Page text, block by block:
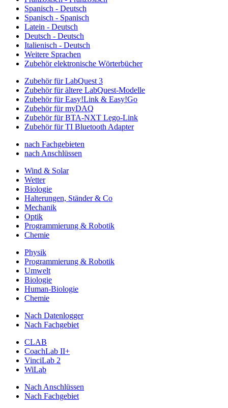
Spanisch - Deutsch
Spanisch - Spanisch
Latein - Deutsch
Deutsch - Deutsch
Italienisch - Deutsch
Weitere Sprachen
Zubehör elektronische Wörterbücher
Zubehör für LabQuest 3
Zubehör für ältere LabQuest-Modelle
Zubehör für Easy!Link & Easy!Go
Zubehör für myDAQ
Zubehör für BTA-NXT Lego-Link
Zubehör für TI Bluetooth Adapter
nach Fachgebieten
nach Anschlüssen
Wind & Solar
Wetter
Biologie
Halterungen, Ständer & Co
Mechanik
Optik
Programmierung & Robotik
Chemie
Physik
Programmierung & Robotik
Umwelt
Biologie
Human-Biologie
Chemie
Nach Datenlogger
Nach Fachgebiet
CLAB
CoachLab II+
VinciLab 2
WiLab
Nach Anschlüssen
Nach Fachgebiet